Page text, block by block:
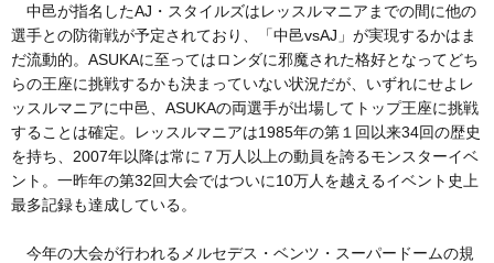
中邑が指名したAJ・スタイルズはレッスルマニアまでの間に他の
選手との防衛戦が予定されており、「中邑vsAJ」が実現するかはま
だ流動的。ASUKAに至ってはロンダに邪魔された格好となってどち
らの王座に挑戦するかも決まっていない状況だが、いずれにせよレ
ッスルマニアに中邑、ASUKAの両選手が出場してトップ王座に挑戦
することは確定。レッスルマニアは1985年の第１回以来34回の歴史
を持ち、2007年以降は常に７万人以上の動員を誇るモンスターイベ
ント。一昨年の第32回大会ではついに10万人を越えるイベント史上
最多記録も達成している。
今年の大会が行われるメルセデス・ベンツ・スーパードームの規